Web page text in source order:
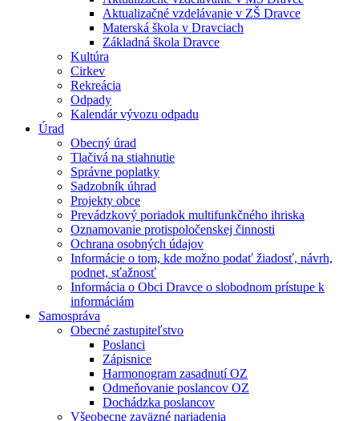
Aktualizačné vzdelávanie v ZŠ Dravce
Materská škola v Dravciach
Základná škola Dravce
Kultúra
Cirkev
Rekreácia
Odpady
Kalendár vývozu odpadu
Úrad
Obecný úrad
Tlačivá na stiahnutie
Správne poplatky
Sadzobník úhrad
Projekty obce
Prevádzkový poriadok multifunkčného ihriska
Oznamovanie protispoločenskej činnosti
Ochrana osobných údajov
Informácie o tom, kde možno podať žiadosť, návrh,
podnet, sťažnosť
Informácia o Obci Dravce o slobodnom prístupe k
informáciám
Samospráva
Obecné zastupiteľstvo
Poslanci
Zápisnice
Harmonogram zasadnutí OZ
Odmeňovanie poslancov OZ
Dochádzka poslancov
Všeobecne zaväzné nariadenia